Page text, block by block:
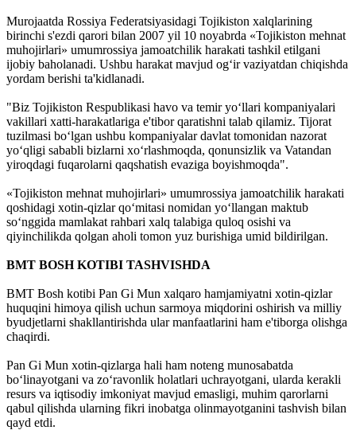
Murojaatda Rossiya Federatsiyasidagi Tojikiston xalq­larining
birinchi s'ezdi qarori bilan 2007 yil 10 noyabrda «Tojikiston mehnat
muhojirlari» umumrossiya jamoatchilik harakati tashkil etilgani
ijobiy baholanadi. Ushbu harakat mavjud og‘ir vaziyatdan chiqishda
yordam berishi ta'kidlanadi.
"Biz Tojikiston Respublikasi havo va temir yo‘llari kompaniyalari
vakillari xatti-harakatlariga e'tibor qaratishni talab qilamiz. Tijorat
tuzilmasi bo‘lgan ushbu kompaniyalar davlat tomonidan nazorat
yo‘qligi sababli bizlarni xo‘rlashmoqda, qonunsizlik va Vatandan
yiroqdagi fuqarolarni qaqshatish evaziga boyishmoqda".
«Tojikiston mehnat muhojirlari» umumrossiya jamoatchilik harakati
qoshidagi xotin-qizlar qo‘mitasi nomidan yo‘llangan maktub
so‘nggida mamlakat rahbari xalq talabiga quloq osishi va
qiyinchilikda qolgan aholi tomon yuz burishiga umid bildirilgan.
BMT BOSH KOTIBI TASHVISHDA
BMT Bosh kotibi Pan Gi Mun xal­q­aro hamjamiyatni xotin-qizlar
huquqini himoya qilish uchun sarmoya miqdorini oshirish va milliy
byudjetlarni shakllantirishda ular manfaatlarini ham e'tiborga olishga
chaqirdi.
Pan Gi Mun xotin-qizlarga hali ham noteng munosabatda
bo‘linayotgani va zo‘ravonlik holatlari uchrayotgani, ularda kerakli
resurs va iqtisodiy imkoniyat mavjud emasligi, muhim qarorlarni
qabul qilishda ularning fikri inobatga olinmayotganini tashvish bilan
qayd etdi.